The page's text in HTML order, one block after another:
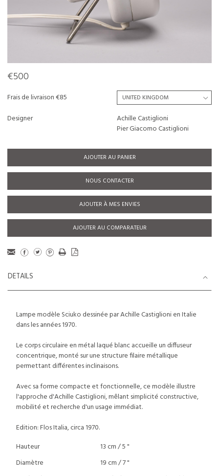
€500
Frais de livraison €85
Designer
Achille Castiglioni
Pier Giacomo Castiglioni
AJOUTER AU PANIER
NOUS CONTACTER
AJOUTER À MES ENVIES
AJOUTER AU COMPARATEUR
DETAILS
Lampe modèle Sciuko dessinée par Achille Castiglioni en Italie
dans les années 1970.
Le corps circulaire en métal laqué blanc accueille un diffuseur
concentrique, monté sur une structure filaire métallique
permettant différentes inclinaisons.
Avec sa forme compacte et fonctionnelle, ce modèle illustre
l'approche d'Achille Castiglioni, mêlant simplicité constructive,
mobilité et recherche d'un usage immédiat.
Edition: Flos Italia, circa 1970.
Hauteur
13 cm / 5 "
Diamètre
19 cm / 7 "